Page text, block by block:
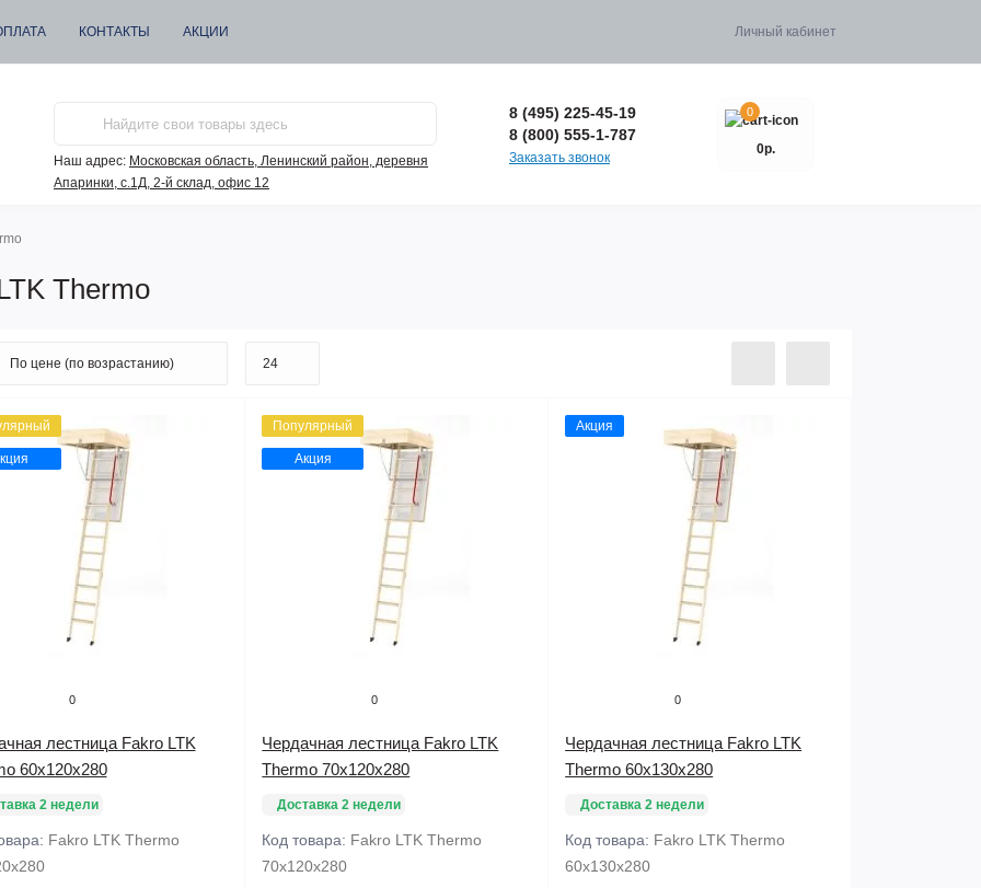
КОНТАКТЫ АКЦИИ Личный кабинет
Наш адрес: Московская область, Ленинский район, деревня
Апаринки, с.1Д, 2-й склад, офис 12
8 (495) 225-45-19
8 (800) 555-1-787
Заказать звонок
0
0р.
Thermo
0
лестница Fakro LTK
60х120х280
2 недели
Fakro LTK Thermo
Популярный
Акция
0
Чердачная лестница Fakro LTK
Thermo 70х120х280
Доставка 2 недели
Код товара: Fakro LTK Thermo
70х120х280
Акция
0
Чердачная лестница Fakro LTK
Thermo 60х130х280
Доставка 2 недели
Код товара: Fakro LTK Thermo
60х130х280